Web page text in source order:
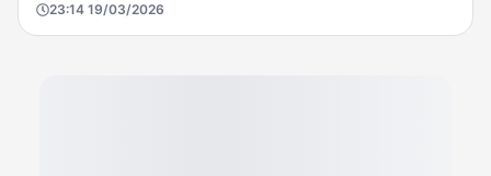
dụng cụ thể. Các nhà sản xuất uy tín như Niigata
Seiki, INSIZE, và ASAKI cung cấp nhiều lựa chọn
23:14 19/03/2026